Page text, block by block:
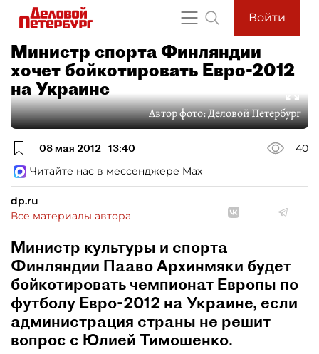
Войти
Министр спорта Финляндии
хочет бойкотировать Евро-2012
на Украине
Автор фото:Деловой Петербург
08 мая 2012 13:40
40
Читайте нас в мессенджере Max
dp.ru
Все материалы автора
Министр культуры и спорта
Финляндии Пааво Архинмяки будет
бойкотировать чемпионат Европы по
футболу Евро-2012 на Украине, если
администрация страны не решит
вопрос с Юлией Тимошенко.